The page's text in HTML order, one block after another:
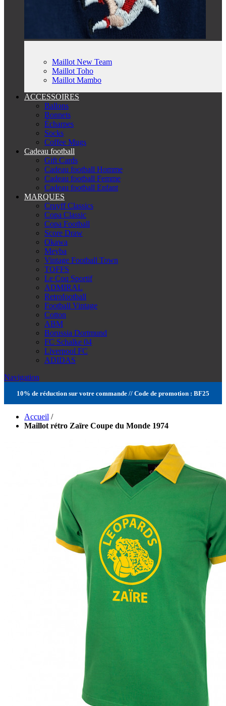
Maillot New Team
Maillot Toho
Maillot Mambo
ACCESSOIRES
Ballons
Bonnets
Écharpes
Socks
Coffee Mugs
Cadeau football
Gift Cards
Cadeau football Homme
Cadeau football Femme
Cadeau football Enfant
MARQUES
Cruyff Classics
Copa Classic
Copa Football
Score Draw
Okawa
Meyba
Vintage Football Town
TOFFS
Le Coq Sportif
ADMIRAL
Retrofootball
Football Vintage
Cotton
ABM
Borussia Dortmund
FC Schalke 04
Liverpool FC
ADIDAS
Navigation
10% de réduction sur votre commande // Code de promotion : BF25
Accueil /
Maillot rétro Zaïre Coupe du Monde 1974